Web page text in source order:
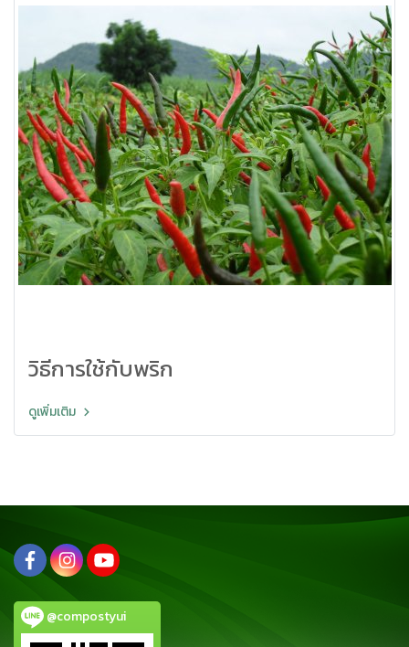
วิธีการใช้กับพริก
ดูเพิ่มเติม
@compostyui